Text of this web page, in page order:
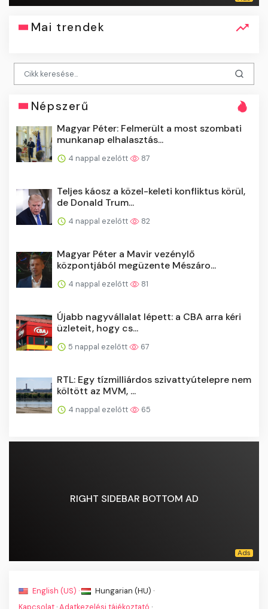
Mai trendek
Népszerű
Magyar Péter: Felmerült a most szombati
munkanap elhalasztás...
4 nappal ezelőtt 87
Teljes káosz a közel-keleti konfliktus körül,
de Donald Trum...
4 nappal ezelőtt 82
Magyar Péter a Mavir vezénylő
központjából megüzente Mészáro...
4 nappal ezelőtt 81
Újabb nagyvállalat lépett: a CBA arra kéri
üzleteit, hogy cs...
5 nappal ezelőtt 67
RTL: Egy tízmilliárdos szivattyútelepre nem
költött az MVM, ...
4 nappal ezelőtt 65
RIGHT SIDEBAR BOTTOM AD
English (US) ·
Hungarian (HU) ·
Kapcsolat · Adatkezelési tájékoztató ·